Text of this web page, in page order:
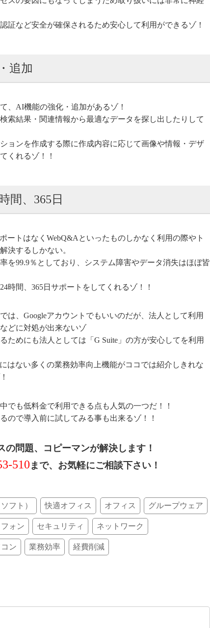
証など安全が確保されるため安心して利用ができるゾ！
追加
、AI機能の強化・追加があるゾ！
索結果・関連情報から最適なデータを探し出したりして
ョンを作成する際に作成内容に応じて画像や情報・デザ
くれるゾ！！
間、365日
ートはなくWebQ&Aといったものしかなく利用の際やト
決するしかない。
を99.9％としており、システム障害やデータ消失はほぼ皆
時間、365日サポートをしてくれるゾ！！
は、Googleアカウントでもいいのだが、法人として利用
どに対処が出来ないゾ
ためにも法人としては「G Suite」の方が安心してを利用
はない多くの業務効率向上機能がココでは紹介しきれな
でも低料金で利用できる点も人気の一つだ！！
ので導入前に試してみる事も出来るゾ！！
の問題、コピーマンが解決します！
510 まで、お気軽にご相談下さい！
フト） 快適オフィス オフィス グループウェア
ォン セキュリティ ネットワーク
ン 業務効率 経費削減